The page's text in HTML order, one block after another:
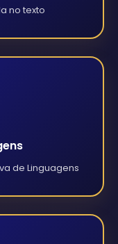
no texto
de Linguagens